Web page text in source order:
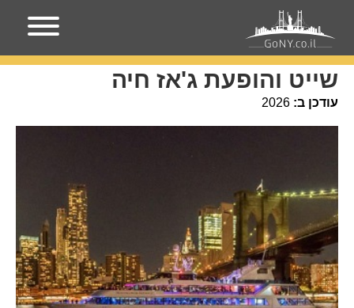
עמוד הבית מקומות בניו-יורק
שייט והופעת ג'אז חיה
עודכן ב: 2026